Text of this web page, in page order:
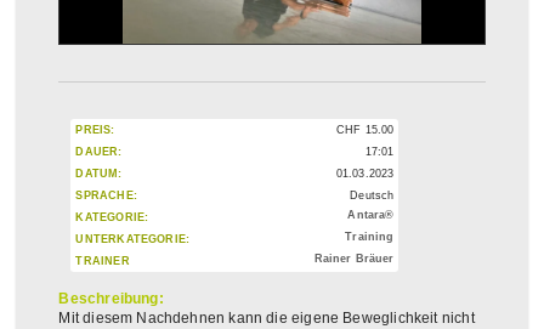
PREIS: 15.00
CHF
DAUER:
17:01
DATUM:
01.03.2023
SPRACHE:
Deutsch
KATEGORIE:
Antara®
UNTERKATEGORIE:
Training
TRAINER
Rainer Bräuer
Beschreibung:
Mit diesem Nachdehnen kann die eigene Beweglichkeit nicht